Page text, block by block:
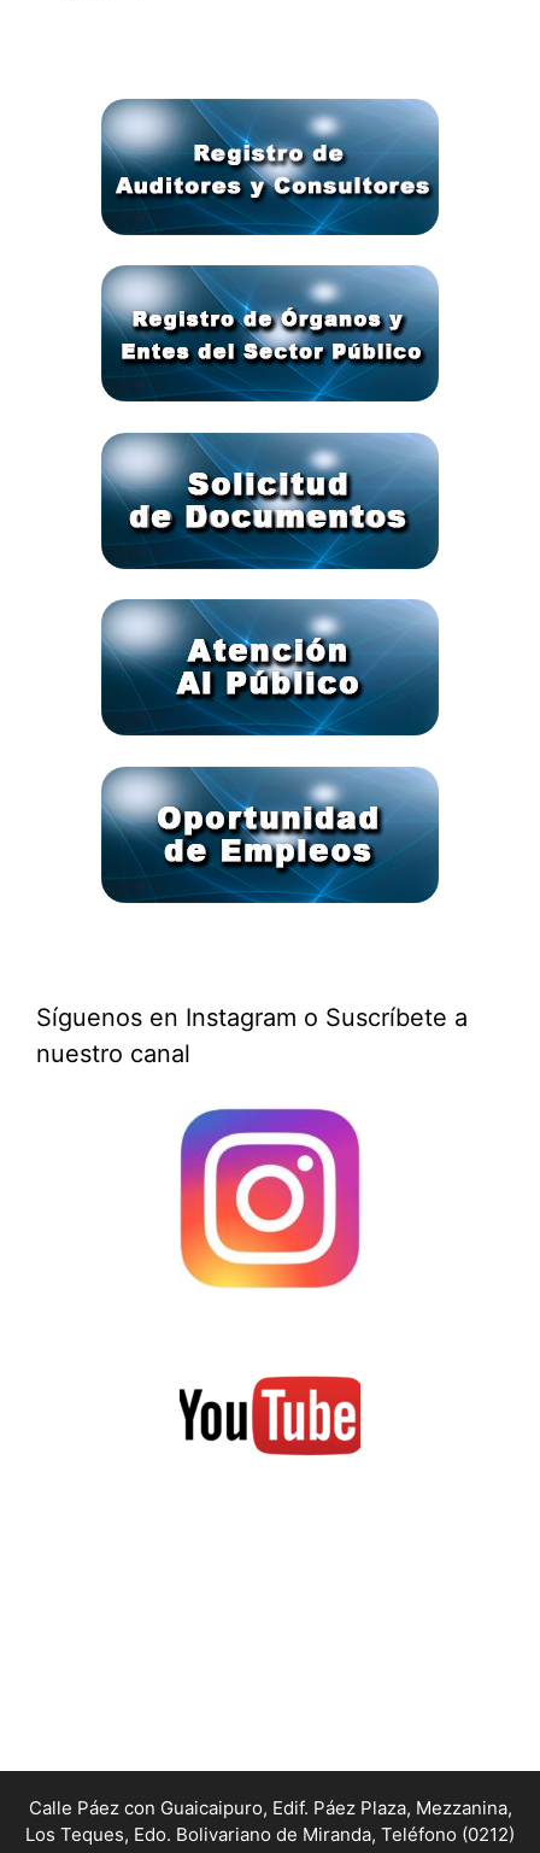
Síguenos en Instagram o Suscríbete a
nuestro canal
Calle Páez con Guaicaipuro, Edif. Páez Plaza, Mezzanina,
Los Teques, Edo. Bolivariano de Miranda, Teléfono (0212)